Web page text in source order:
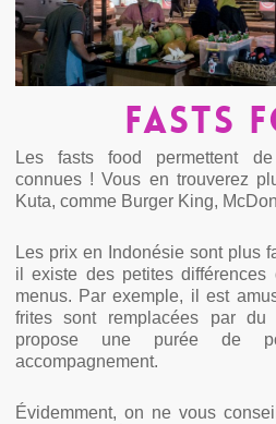
Fasts
Les fasts food permettent
connues ! Vous en trouverez
Kuta, comme Burger King,
Les prix en Indonésie sont plus
il existe des petites
menus. Par exemple, il est
frites sont remplacées par
propose une purée de
accompagnement.
Évidemment, on ne vous